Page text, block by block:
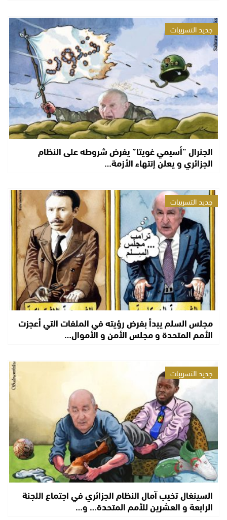
جديد التسريبات
الجنرال “أسيمي غويتا” يفرض شروطه على النظام
الجزائري و يعلن إنتهاء الأزمة…
جديد التسريبات
مجلس السلم يبدأ بفرض رؤيته في الملفات التي أعجزت
الأمم المتحدة و مجلس الأمن و الأموال…
جديد التسريبات
السينغال تخيب آمال النظام الجزائري في اجتماع اللجنة
الرابعة و العشرين للأمم المتحدة… و…